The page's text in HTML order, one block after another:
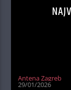
Antena Zagreb
29/01/2026